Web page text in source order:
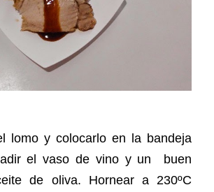
lomo y colocarlo en la bandeja
el vaso de vino y un buen
de oliva. Hornear a 230ºC